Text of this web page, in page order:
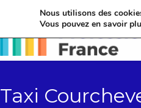
Taxi
Nous utilisons des
Vous pouvez en savoir